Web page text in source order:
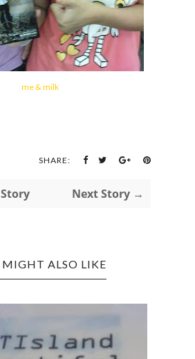
me & milk
SHARE:
Next Story →
MIGHT ALSO LIKE